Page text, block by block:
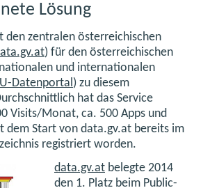
Lösung
den zentralen österreichischen
) für den österreichischen
und internationalen
Datenportal) zu diesem
hat das Service
Visits/Monat, ca. 500 Apps und
dem Start von data.gv.at bereits im
registriert worden.
data.gv.at belegte 2014
den 1. Platz beim Public-